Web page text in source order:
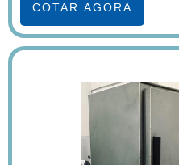
COTAR AGORA